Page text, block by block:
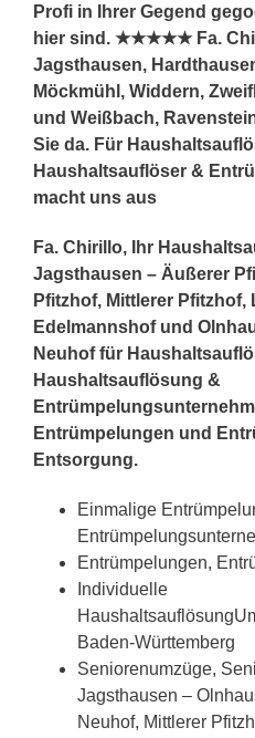
Profi in Ihrer Gegend
hier sind. ★★★★★ Fa.
Jagsthausen,
Möckmühl, Widdern,
und Weißbach,
Sie da. Für
Haushaltsauflöser &
macht uns aus
Fa. Chirillo, Ihr
Jagsthausen – Äußerer
Pfitzhof, Mittlerer Pfitzhof,
Edelmannshof und
Neuhof für
Haushaltsauflösung &
Entrümpelungen und
Entsorgung.
Einmalige
Entrümpelungen,
Individuelle
Baden-Württemberg
Seniorenumzüge,
Jagsthausen –
Neuhof, Mittlerer